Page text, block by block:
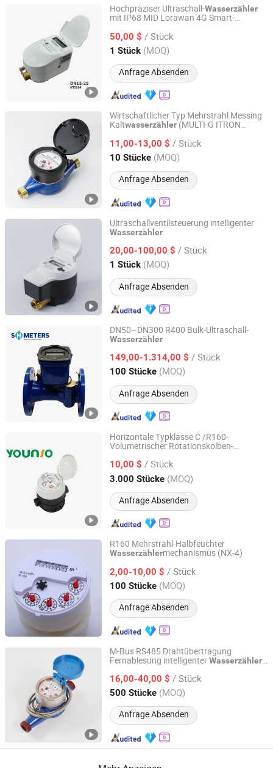
Hochpräziser Ultraschall-Wasserzähler
mit IP68 MID Lorawan 4G Smart-
50,00 $ / Stück
1 Stück (MOQ)
Anfrage Absenden
Jinan Xinnoris Tech Co., Ltd.
Shandong, China Seit 2026
Wirtschaftlicher Typ Mehrstrahl Messing
Kaltwasserzähler (MULTI-G ITRON
11,00-13,00 $ / Stück
10 Stücke (MOQ)
Anfrage Absenden
NINGBO WATER METER(GROUP) CO., LTD.
Zhejiang, China Seit 2014
Ultraschallventilsteuerung intelligenter
Wasserzähler
20,00-100,00 $ / Stück
1 Stück (MOQ)
Anfrage Absenden
NINGBO WATER METER(GROUP) CO., LTD.
Zhejiang, China Seit 2014
DN50~DN300 R400 Bulk-Ultraschall-
Wasserzähler
149,00-1.314,00 $ / Stück
100 Stücke (MOQ)
Anfrage Absenden
Hebei Shanghong Meters Technology Co., Ltd.
Hebei, China Seit 2023
Horizontale Typklasse C /R160-
Volumetrischer Rotationskolben-
10,00 $ / Stück
3.000 Stücke (MOQ)
Anfrage Absenden
Wenling Younio Water Meter Co., Ltd.
Zhejiang, China Seit 2007
R160 Mehrstrahl-Halbfeuchter
Wasserzählermechanismus (NX-4)
2,00-10,00 $ / Stück
100 Stücke (MOQ)
Anfrage Absenden
Ningbo Ningxin Meter Technology Co., Ltd.
Zhejiang, China Seit 2020
M-Bus RS485 Drahtübertragung
Fernablesung intelligenterWasserzähler
16,00-40,00 $ / Stück
500 Stücke (MOQ)
Anfrage Absenden
Shandong Ruiyang Instrument Technology Co., Ltd.
Shandong, China Seit 2026